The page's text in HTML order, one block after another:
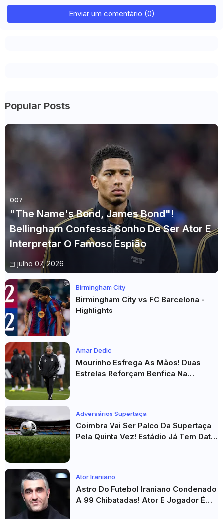
Enviar um comentário (0)
Popular Posts
007
"The Name's Bond, James Bond"!
Bellingham Confessa Sonho De Ser Ator E
Interpretar O Famoso Espião
julho 07, 2026
Birmingham City
Birmingham City vs FC Barcelona -
Highlights
Amar Dedic
Mourinho Esfrega As Mãos! Duas
Estrelas Reforçam Benfica Na
Adversários Supertaça
Coimbra Vai Ser Palco Da Supertaça
Pela Quinta Vez! Estádio Já Tem Data
Ator Iraniano
Astro Do Futebol Iraniano Condenado
A 99 Chibatadas! Ator E Jogador É